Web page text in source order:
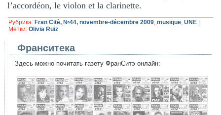
l’accordéon, le violon et la clarinette.
Рубрика: Fran Cité, №44, novembre-décembre 2009,musique,UNE
Метки: Olivia Ruiz
Франситека
Здесь можно почитать газету ФранСитэ онлайн: